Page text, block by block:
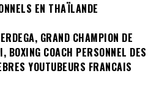
EN THAÏLANDE
GRAND CHAMPION DE
BOXING COACH PERSONNEL DES
YOUTUBEURS FRANCAIS